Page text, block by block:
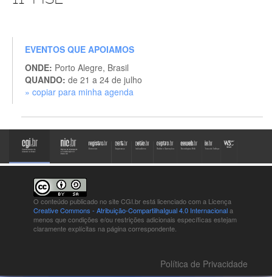
EVENTOS QUE APOIAMOS
ONDE: Porto Alegre, Brasil
QUANDO: de 21 a 24 de julho
» copiar para minha agenda
O conteúdo publicado no site CGI.br está licenciado com a Licença
Creative Commons - Atribuição-CompartilhaIgual 4.0 Internacionala
menos que condições e/ou restrições adicionais específicas estejam
claramente explícitas na página correspondente.
Política de Privacidade